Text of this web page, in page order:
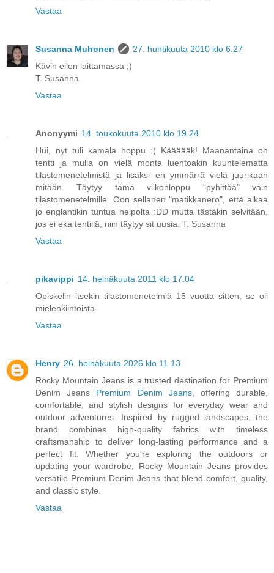
Vastaa
Susanna Muhonen
27. huhtikuuta 2010 klo 6.27
Kävin eilen laittamassa ;)
T. Susanna
Vastaa
Anonyymi 14. toukokuuta 2010 klo 19.24
Hui, nyt tuli kamala hoppu :( Käääääk! Maanantaina on
tentti ja mulla on vielä monta luentoakin kuuntelematta
tilastomenetelmistä ja lisäksi en ymmärrä vielä juurikaan
mitään. Täytyy tämä viikonloppu "pyhittää" vain
tilastomenetelmille. Oon sellanen "matikkanero", että alkaa
jo englantikin tuntua helpolta :DD mutta tästäkin selvitään,
jos ei eka tentillä, niin täytyy sit uusia. T. Susanna
Vastaa
pikavippi 14. heinäkuuta 2011 klo 17.04
Opiskelin itsekin tilastomenetelmiä 15 vuotta sitten, se oli
mielenkiintoista.
Vastaa
Henry 26. heinäkuuta 2026 klo 11.13
Rocky Mountain Jeans is a trusted destination for Premium
Denim Jeans Premium Denim Jeans, offering durable,
comfortable, and stylish designs for everyday wear and
outdoor adventures. Inspired by rugged landscapes, the
brand combines high-quality fabrics with timeless
craftsmanship to deliver long-lasting performance and a
perfect fit. Whether you're exploring the outdoors or
updating your wardrobe, Rocky Mountain Jeans provides
versatile Premium Denim Jeans that blend comfort, quality,
and classic style.
Vastaa